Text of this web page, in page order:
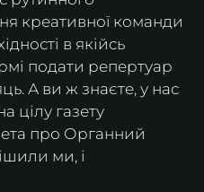
креативної команди
в якійсь
подати репертуар
А ви ж знаєте, у нас
цілу газету
про Органний
ми, і